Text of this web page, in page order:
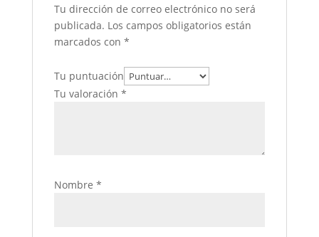
Tu dirección de correo electrónico no será
publicada. Los campos obligatorios están
marcados con *
Tu puntuación
Tu valoración *
Nombre *